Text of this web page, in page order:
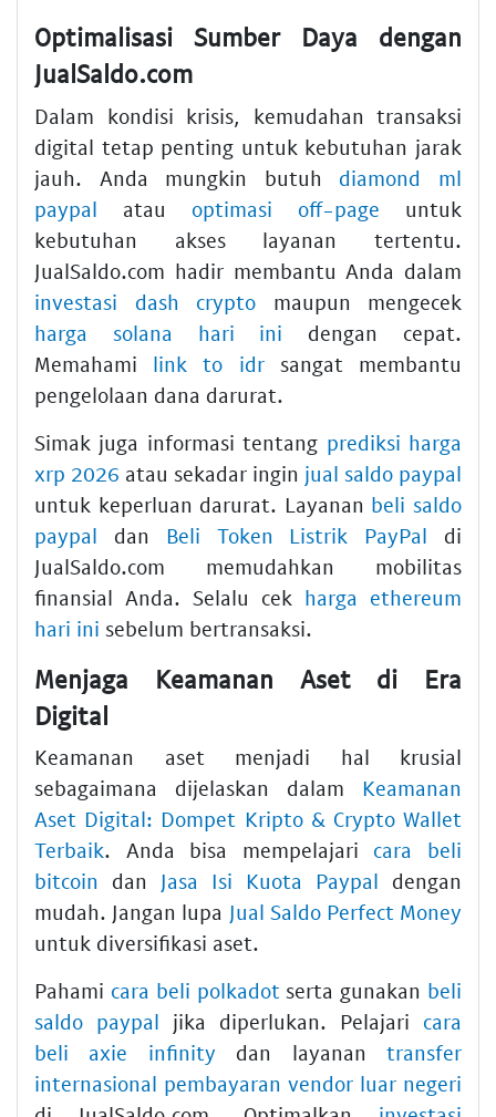
Optimalisasi Sumber Daya dengan
JualSaldo.com
Dalam kondisi krisis, kemudahan transaksi
digital tetap penting untuk kebutuhan jarak
jauh. Anda mungkin butuh diamond ml
paypal atau optimasi off-page untuk
kebutuhan akses layanan tertentu.
JualSaldo.com hadir membantu Anda dalam
investasi dash crypto maupun mengecek
harga solana hari ini dengan cepat.
Memahami link to idrsangat membantu
pengelolaan dana darurat.
Simak juga informasi tentang prediksi harga
xrp 2026 atau sekadar ingin jual saldo paypal
untuk keperluan darurat. Layanan beli saldo
paypal dan Beli Token Listrik PayPal di
JualSaldo.com memudahkan mobilitas
finansial Anda. Selalu cek harga ethereum
hari ini sebelum bertransaksi.
Menjaga Keamanan Aset di Era
Digital
Keamanan aset menjadi hal krusial
sebagaimana dijelaskan dalam Keamanan
Aset Digital: Dompet Kripto & Crypto Wallet
Terbaik. Anda bisa mempelajari cara beli
bitcoin dan Jasa Isi Kuota Paypal dengan
mudah. Jangan lupa Jual Saldo Perfect Money
untuk diversifikasi aset.
Pahami cara beli polkadot serta gunakan beli
saldo paypal jika diperlukan. Pelajari cara
beli axie infinity dan layanantransfer
internasional pembayaran vendor luar negeri